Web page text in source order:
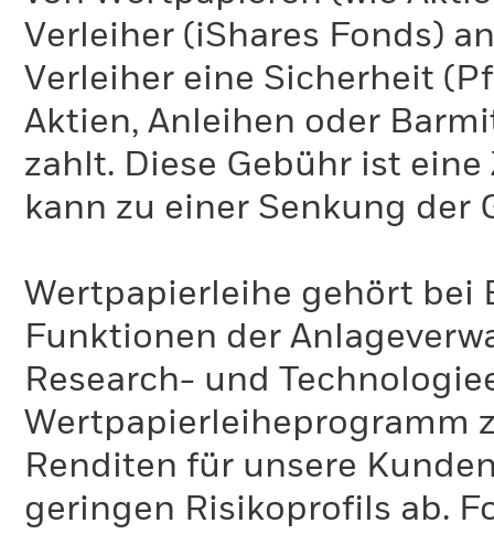
Verleiher (iShares Fonds)
Verleiher eine Sicherheit
Aktien, Anleihen oder
zahlt. Diese Gebühr ist
kann zu einer Senkung der
Wertpapierleihe gehört bei
Funktionen der
Research- und
Wertpapierleiheprogramm
Renditen für unsere
geringen Risikoprofils ab.